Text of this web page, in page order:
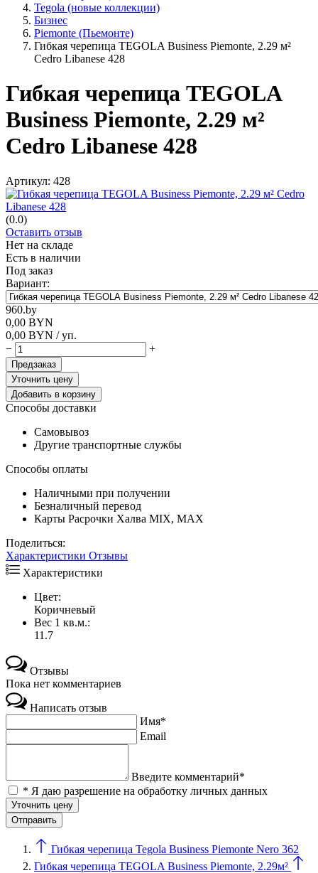
Tegola (новые коллекции)
Бизнес
Piemonte (Пьемонте)
Гибкая черепица TEGOLA Business Piemonte, 2.29 м²
Cedro Libanese 428
Гибкая черепица TEGOLA
Business Piemonte, 2.29 м²
Cedro Libanese 428
Артикул: 428
(0.0)
Оставить отзыв
Нет на складе
Есть в наличии
Под заказ
Вариант:
960.by
0,00 BYN
0,00 BYN / уп.
−
+
Предзаказ
Уточнить цену
Добавить в корзину
Способы доставки
Самовывоз
Другие транспортные службы
Способы оплаты
Наличными при получении
Безналичный перевод
Карты Расрочки Халва MIX, MAX
Поделиться:
Характеристики Отзывы
Характеристики
Цвет:
Коричневый
Вес 1 кв.м.:
11.7
Отзывы
Пока нет комментариев
Написать отзыв
Имя*
Email
Введите комментарий*
* Я даю разрешение на обработку личных данных
Уточнить цену
Гибкая черепица Tegola Business Piemonte Nero 362
Гибкая черепица TEGOLA Business Piemonte, 2.29м²